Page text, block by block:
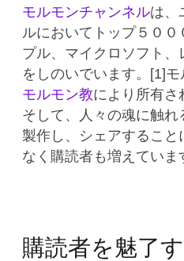
モルモンチャンネルは、
ルにおいてトップ５００
プル、マイクロソフト、
をしのいでいます。[1]モ
モルモン教により所有さ
そして、人々の魂に触れ
製作し、シェアするこ
なく購読者も増えていま
購読者を魅了